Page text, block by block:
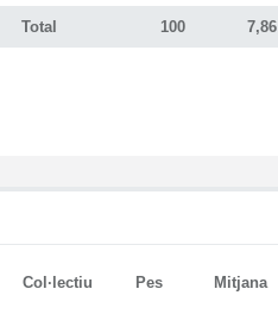
Total 100 7,86
Col·lectiu Pes Mitjana